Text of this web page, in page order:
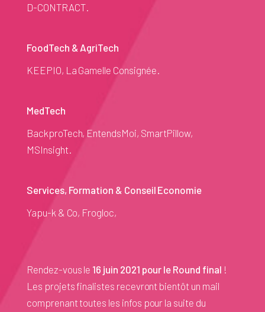
D-CONTRACT.
FoodTech & AgriTech
KEEPIO, La Gamelle Consignée.
MedTech
BackproTech, EntendsMoi, SmartPillow,
MSInsight.
Services, Formation & Conseil Economie
Yapu-k & Co, Frogloc,
Rendez-vous le 16 juin 2021 pour le Round final !
Les projets finalistes recevront bientôt un mail
comprenant toutes les infos pour la suite du